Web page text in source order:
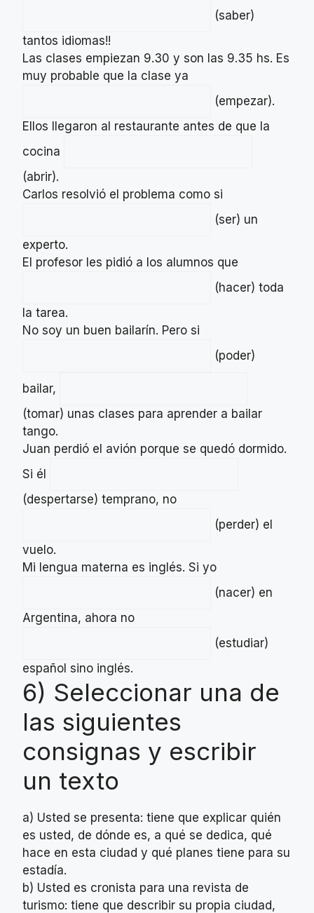
(saber)
tantos idiomas!!
Las clases empiezan 9.30 y son las 9.35 hs. Es
muy probable que la clase ya
(empezar).
Ellos llegaron al restaurante antes de que la
cocina
(abrir).
Carlos resolvió el problema como si
(ser) un
experto.
El profesor les pidió a los alumnos que
(hacer) toda
la tarea.
No soy un buen bailarín. Pero si
(poder)
bailar,
(tomar) unas clases para aprender a bailar
tango.
Juan perdió el avión porque se quedó dormido.
Si él
(despertarse) temprano, no
(perder) el
vuelo.
Mi lengua materna es inglés. Si yo
(nacer) en
Argentina, ahora no
(estudiar)
español sino inglés.
6) Seleccionar una de
las siguientes
consignas y escribir
un texto
a) Usted se presenta: tiene que explicar quién
es usted, de dónde es, a qué se dedica, qué
hace en esta ciudad y qué planes tiene para su
estadía.
b) Usted es cronista para una revista de
turismo: tiene que describir su propia ciudad,